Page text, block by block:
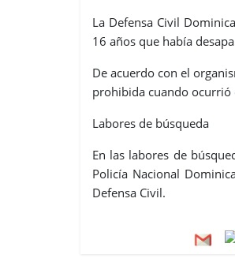
La Defensa Civil
16 años que había
De acuerdo con el
prohibida cuando ocurrió
Labores de búsqueda
En las labores de
Policía Nacional
Defensa Civil.